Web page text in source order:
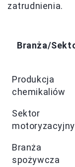
zatrudnienia.
Branża/
Produkcja
chemikaliów
Sektor
motoryzacyjny
Branża
spożywcza